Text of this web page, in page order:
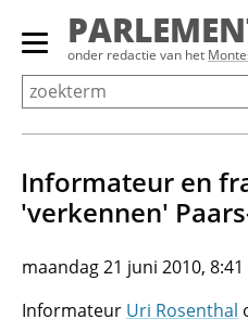
Overslaan
Primair
menu
tonen/verbergen
onder redactie van het
Informateur en
'verkennen'
maandag 21 juni 2010, 8:41
Informateur Uri Rosenthal